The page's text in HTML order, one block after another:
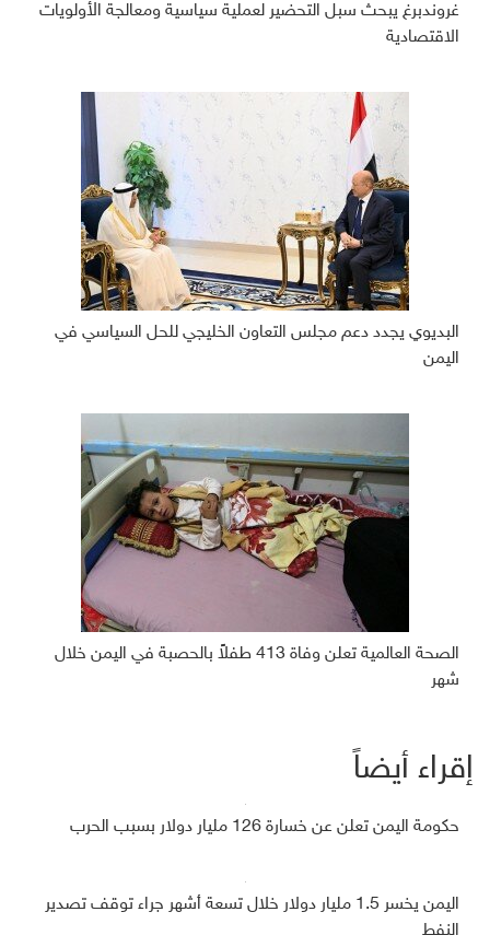
غروندبرغ يبحث سبل التحضير لعملية سياسية ومعالجة الأولويات
الاقتصادية
البديوي يجدد دعم مجلس التعاون الخليجي للحل السياسي في
اليمن
الصحة العالمية تعلن وفاة 413 طفلاً بالحصبة في اليمن خلال
شهر
إقراء أيضاً
حكومة اليمن تعلن عن خسارة 126 مليار دولار بسبب الحرب
اليمن يخسر 1.5 مليار دولار خلال تسعة أشهر جراء توقف تصدير
النفط